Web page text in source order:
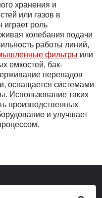
хранения и
или газов в
играет роль
колебания подачи
работы линий,
фильтры или
емкостей, бак-
перепадов
оснащается системами
Использование таких
производственных
и улучшает